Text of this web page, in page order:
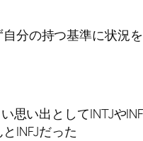
分の持つ基準に状況
思い出としてINTJや
INFJだった